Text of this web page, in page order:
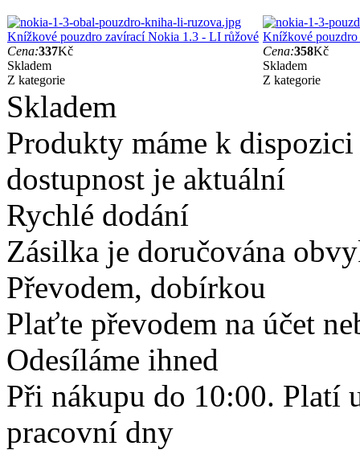
Knížkové pouzdro zavírací Nokia 1.3 - LI růžové
Cena:337Kč
Skladem
Z kategorie
Knížkové
Cena:358Kč
Skladem
Z kategorie
Skladem
Produkty máme k
dostupnost je aktuální
Rychlé dodání
Zásilka je doručována
Převodem, dobírkou
Plaťte převodem na účet
Odesíláme ihned
Při nákupu do 10:00. Platí
pracovní dny